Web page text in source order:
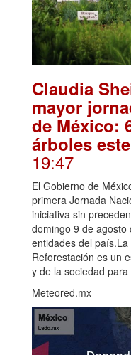
Claudia
mayor
de México:
árboles
19:47
El Gobierno de
primera Jornada
iniciativa sin
domingo 9 de agosto
entidades del
Reforestación es un
y de la sociedad
Meteored.mx